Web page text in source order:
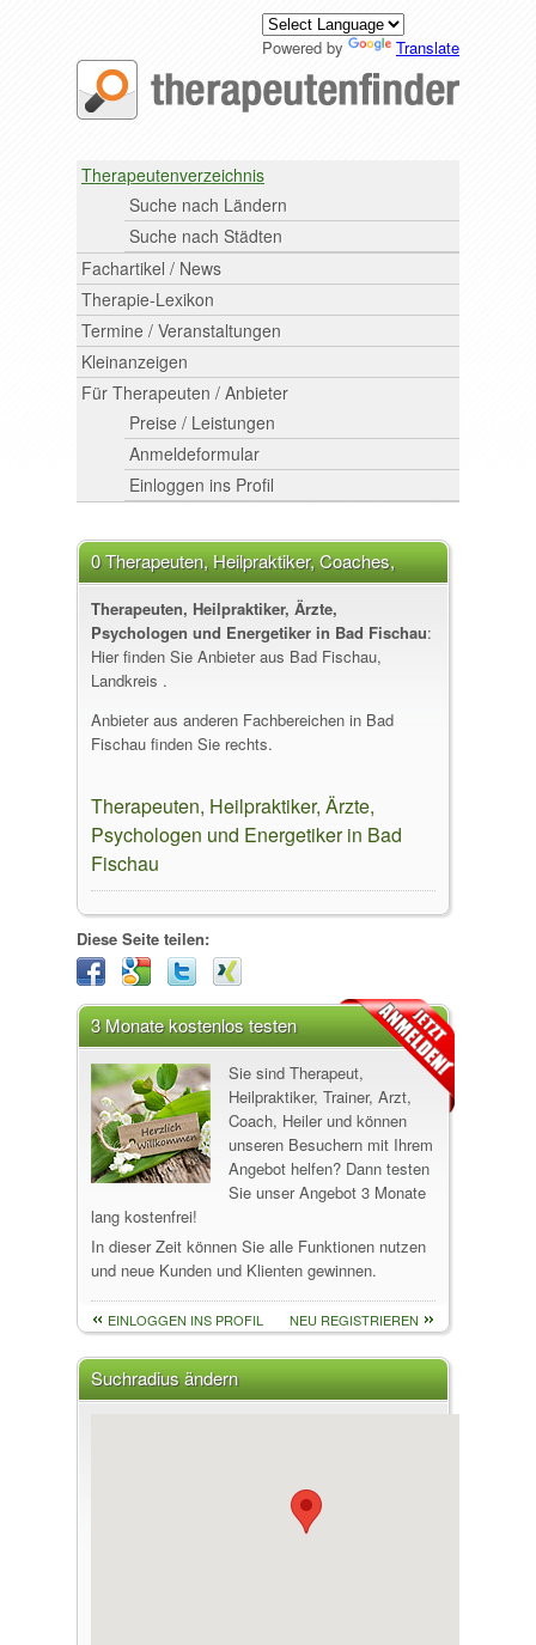
Powered by Translate
Therapeutenverzeichnis
Suche nach Ländern
Suche nach Städten
Fachartikel / News
Therapie-Lexikon
Termine / Veranstaltungen
Kleinanzeigen
Für Therapeuten / Anbieter
Preise / Leistungen
Anmeldeformular
Einloggen ins Profil
0 Therapeuten, Heilpraktiker, Coaches,
Energetiker in Bad Fischau
Therapeuten, Heilpraktiker, Ärzte,
Psychologen und Energetiker in Bad Fischau:
Hier finden Sie Anbieter aus Bad Fischau,
Landkreis .
Anbieter aus anderen Fachbereichen in Bad
Fischau finden Sie rechts.
Therapeuten, Heilpraktiker, Ärzte,
Psychologen und Energetiker in Bad
Fischau
Diese Seite teilen:
3 Monate kostenlos testen
Sie sind Therapeut,
Heilpraktiker, Trainer, Arzt,
Coach, Heiler und können
unseren Besuchern mit Ihrem
Angebot helfen? Dann testen
Sie unser Angebot 3 Monate
lang kostenfrei!
In dieser Zeit können Sie alle Funktionen nutzen
und neue Kunden und Klienten gewinnen.
EINLOGGEN INS PROFIL NEU REGISTRIEREN
Suchradius ändern